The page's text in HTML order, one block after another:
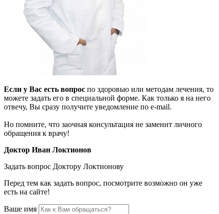
Если у Вас есть вопрос по здоровью или методам лечения, то
можете задать его в специальной форме. Как только я на него
отвечу, Вы сразу получите уведомление по e-mail.
Но помните, что заочная консультация не заменит личного
обращения к врачу!
Доктор Иван Локтионов
Задать вопрос Доктору Локтионову
Перед тем как задать вопрос, посмотрите возможно он уже
есть на сайте!
Ваше имя